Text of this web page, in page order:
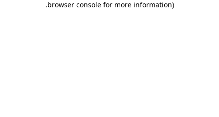
browser console for more information)
.